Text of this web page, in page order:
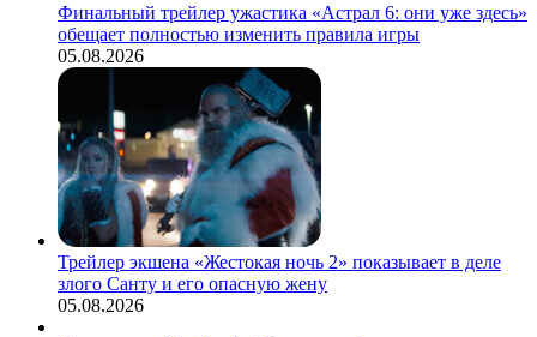
Финальный трейлер ужастика «Астрал 6: они уже здесь»
обещает полностью изменить правила игры
05.08.2026
Трейлер экшена «Жестокая ночь 2» показывает в деле
злого Санту и его опасную жену
05.08.2026